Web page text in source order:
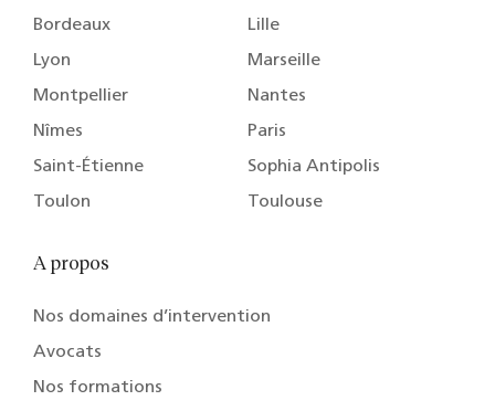
Bordeaux
Lille
Lyon
Marseille
Montpellier
Nantes
Nîmes
Paris
Saint-Étienne
Sophia Antipolis
Toulon
Toulouse
A propos
Nos domaines d’intervention
Avocats
Nos formations